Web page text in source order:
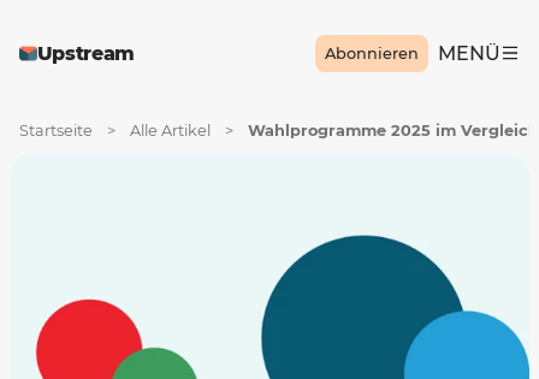
Upstream Abonnieren MENÜ
Startseite > Alle Artikel > Wahlprogramme 2025 im Vergleich